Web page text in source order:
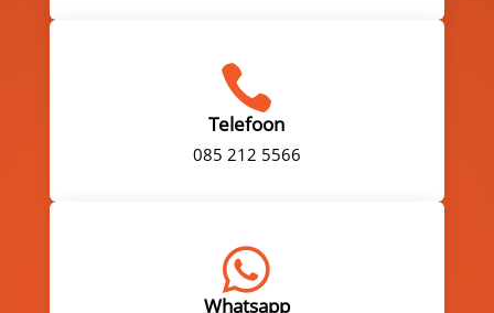

Telefoon
085 212 5566

Whatsapp